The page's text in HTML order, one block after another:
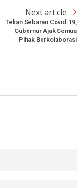
Next article
Tekan Sebaran Covid-19,
Gubernur Ajak Semua
Pihak Berkolaborasi